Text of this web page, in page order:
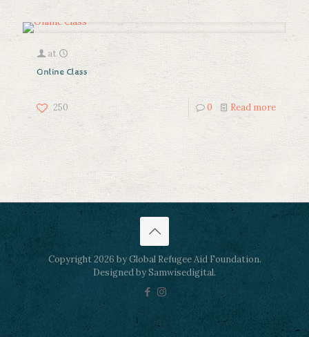
at
Online Class
250 0 Read more
Copyright 2026 by Global Refugee Aid Foundation.
Designed by Samwisedigital.